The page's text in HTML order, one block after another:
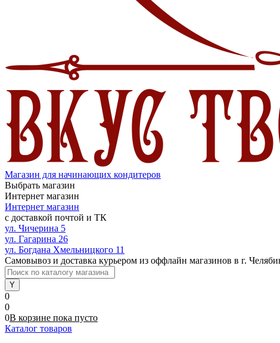
Магазин для начинающих кондитеров
Выбрать магазин
Интернет магазин
Интернет магазин
с доставкой почтой и ТК
ул. Чичерина 5
ул. Гагарина 26
ул. Богдана Хмельницкого 11
Самовывоз и доставка курьером из оффлайн магазинов в г.
0
0
0В корзине пока пусто
Каталог товаров